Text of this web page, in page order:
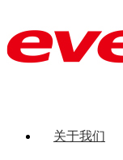
关于我们